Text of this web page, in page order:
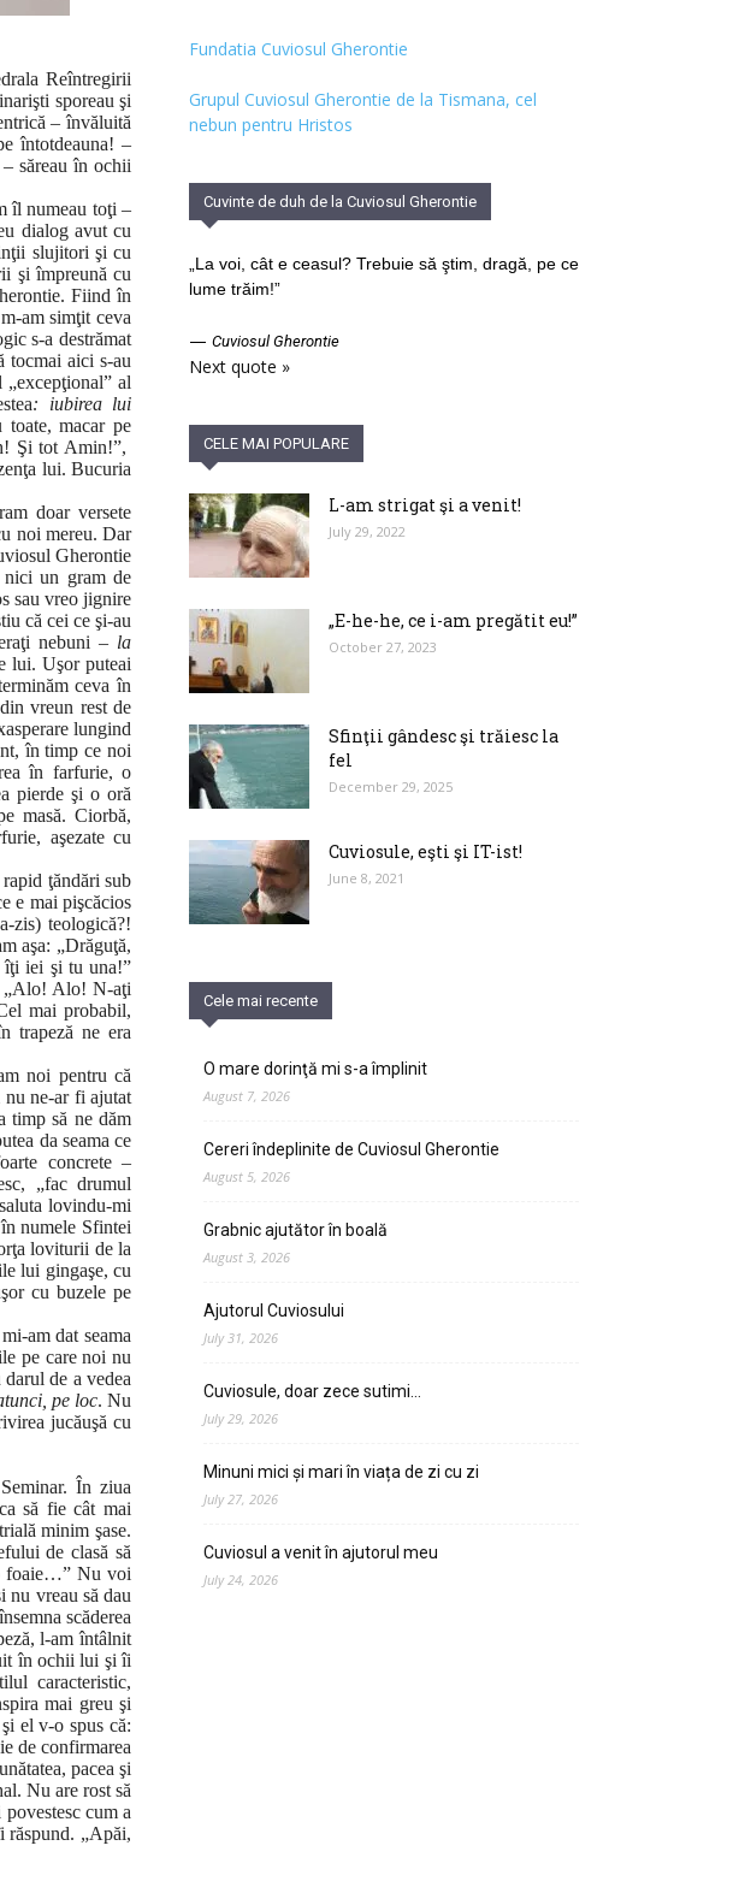
Reîntregirii
sporeau şi
– învăluită
întotdeauna! –
săreau în ochii
îl numeau toţi –
dialog avut cu
slujitori şi cu
şi împreună cu
Fiind în
am simţit ceva
s-a destrămat
tocmai aici s-au
al
:
iubirea lui
macar pe
Şi tot Amin!”,
lui. Bucuria
doar versete
noi mereu. Dar
Gherontie
nici un gram de
sau vreo jignire
că cei ce şi-au
nebuni – la
lui. Uşor puteai
ceva în
vreun rest de
lungind
în timp ce noi
în farfurie, o
pierde şi o oră
masă. Ciorbă,
aşezate cu
ţăndări sub
e mai pişcăcios
zis) teologică?!
aşa: „Drăguţă,
îţi iei şi tu una!”
„Alo! Alo! N-aţi
mai probabil,
trapeză ne era
noi pentru că
nu ne-ar fi ajutat
timp să ne dăm
da seama ce
concrete –
„fac drumul
lovindu-mi
numele Sfintei
loviturii de la
lui gingaşe, cu
cu buzele pe
am dat seama
pe care noi nu
de a vedea
pe loc. Nu
jucăuşă cu
În ziua
să fie cât mai
minim şase.
de clasă să
foaie…” Nu voi
nu vreau să dau
scăderea
l-am întâlnit
în ochii lui şi îi
caracteristic,
mai greu şi
el v-o spus că:
de confirmarea
pacea şi
Nu are rost să
cum a
răspund. „Apăi,
Fundatia Cuviosul Gherontie
Grupul Cuviosul Gherontie de la Tismana, cel
nebun pentru Hristos
Cuvinte de duh de la Cuviosul Gherontie
„La voi, cât e ceasul? Trebuie să ştim, dragă, pe ce
lume trăim!”
— Cuviosul Gherontie
Next quote »
CELE MAI POPULARE
L-am strigat şi a venit!
July 29, 2022
„E-he-he, ce i-am pregătit eu!”
October 27, 2023
Sfinţii gândesc şi trăiesc la
fel
December 29, 2025
Cuviosule, eşti şi IT-ist!
June 8, 2021
Cele mai recente
O mare dorinţă mi s-a împlinit
August 7, 2026
Cereri îndeplinite de Cuviosul Gherontie
August 5, 2026
Grabnic ajutător în boală
August 3, 2026
Ajutorul Cuviosului
July 31, 2026
Cuviosule, doar zece sutimi…
July 29, 2026
Minuni mici și mari în viața de zi cu zi
July 27, 2026
Cuviosul a venit în ajutorul meu
July 24, 2026